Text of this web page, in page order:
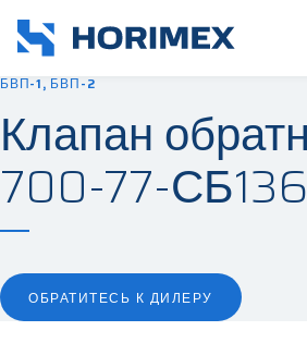
БВП-1, БВП-2
Клапан
700-77-СБ136
ОБРАТИТЕСЬ К ДИЛЕРУ